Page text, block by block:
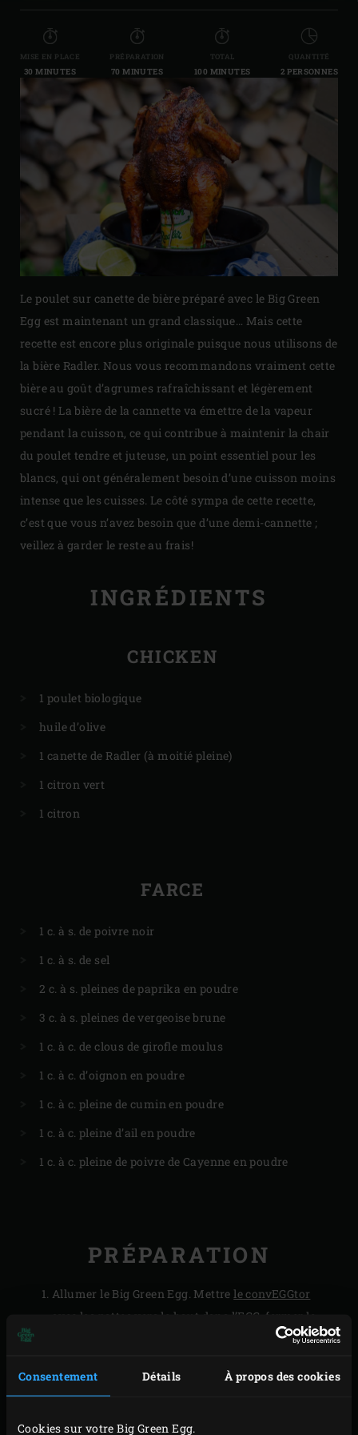
Consentement Détails À propos des cookies
Cookies sur votre Big Green Egg.
MISE EN PLACE
30 MINUTES
PRÉPARATION
70 MINUTES
TOTAL
100 MINUTES
QUANTITÉ
2 PERSONNES
Le poulet sur canette de bière préparé avec le Big Green
Egg est maintenant un grand classique… Mais cette
recette est encore plus originale puisque nous utilisons de
la bière Radler. Nous vous recommandons vraiment cette
bière au goût d’agrumes rafraîchissant et légèrement
sucré ! La bière de la cannette va émettre de la vapeur
pendant la cuisson, ce qui contribue à maintenir la chair
du poulet tendre et juteuse, un point essentiel pour les
blancs, qui ont généralement besoin d’une cuisson moins
intense que les cuisses. Le côté sympa de cette recette,
c’est que vous n’avez besoin que d’une demi-cannette ;
veillez à garder le reste au frais!
INGRÉDIENTS
CHICKEN
1 poulet biologique
huile d’olive
1 canette de Radler (à moitié pleine)
1 citron vert
1 citron
FARCE
1 c. à s. de poivre noir
1 c. à s. de sel
2 c. à s. pleines de paprika en poudre
3 c. à s. pleines de vergeoise brune
1 c. à c. de clous de girofle moulus
1 c. à c. d’oignon en poudre
1 c. à c. pleine de cumin en poudre
1 c. à c. pleine d’ail en poudre
1 c. à c. pleine de poivre de Cayenne en poudre
PRÉPARATION
Allumer le Big Green Egg. Mettrele convEGGtor
avec les pattes vers le haut dans l’EGG, fermer le
couvercle et porter à 180°C. Entre temps mélanger
délicatement la peau de la chair du poulet en
de gauche à droite. Répartir de la farce entre la peau